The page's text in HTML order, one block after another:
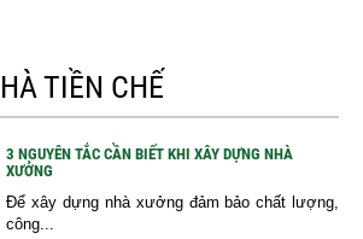
TIỀN CHẾ
3 NGUYÊN TẮC CẦN BIẾT KHI XÂY DỰNG NHÀ
XƯỞNG
Để xây dựng nhà xưởng đảm bảo chất lượng,
công...